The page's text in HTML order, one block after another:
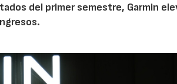
del primer semestre, Garmin